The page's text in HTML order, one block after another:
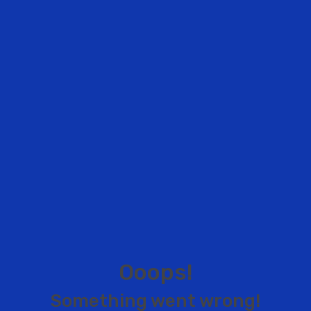
Ooops!
Something went wrong!